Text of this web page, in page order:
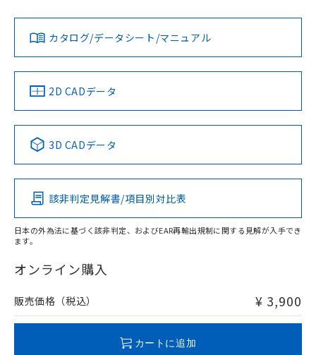
ダウンロードデータをご利用いただく前に、以下を必ずお読
みください。
ソフトウェアの使用条件
対応済み
中国 RoHS 注意事項・凡例
Pb Hg Cd Cr(VI)
O
在庫等で未対応品が混在する可能性があります。
問い合わせください。
カタログ/データシート/マニュアル
2D CADデータ
3D CADデータ
該非判定見解書/項目別対比表
日本の外為法に基づく該非判定、およびEAR再輸出規制に関する見解が入手でき
ます。
オンライン購入
販売価格（税込） ¥ 3,900
カートに追加